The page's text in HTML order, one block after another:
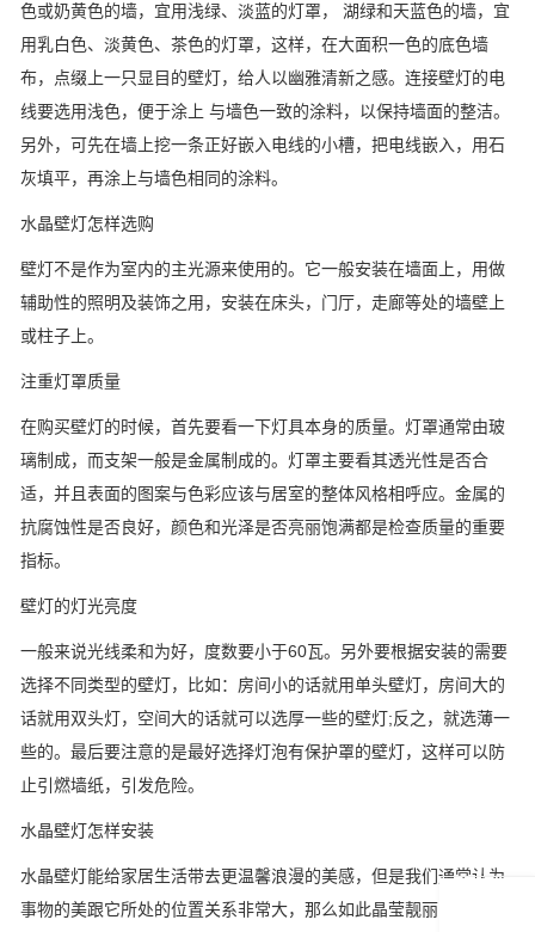
色或奶黄色的墙，宜用浅绿、淡蓝的灯罩， 湖绿和天蓝色的墙，宜
用乳白色、淡黄色、茶色的灯罩，这样，在大面积一色的底色墙
布，点缀上一只显目的壁灯，给人以幽雅清新之感。连接壁灯的电
线要选用浅色，便于涂上 与墙色一致的涂料，以保持墙面的整洁。
另外，可先在墙上挖一条正好嵌入电线的小槽，把电线嵌入，用石
灰填平，再涂上与墙色相同的涂料。
水晶壁灯怎样选购
壁灯不是作为室内的主光源来使用的。它一般安装在墙面上，用做
辅助性的照明及装饰之用，安装在床头，门厅，走廊等处的墙壁上
或柱子上。
注重灯罩质量
在购买壁灯的时候，首先要看一下灯具本身的质量。灯罩通常由玻
璃制成，而支架一般是金属制成的。灯罩主要看其透光性是否合
适，并且表面的图案与色彩应该与居室的整体风格相呼应。金属的
抗腐蚀性是否良好，颜色和光泽是否亮丽饱满都是检查质量的重要
指标。
壁灯的灯光亮度
一般来说光线柔和为好，度数要小于60瓦。另外要根据安装的需要
选择不同类型的壁灯，比如：房间小的话就用单头壁灯，房间大的
话就用双头灯，空间大的话就可以选厚一些的壁灯;反之，就选薄一
些的。最后要注意的是最好选择灯泡有保护罩的壁灯，这样可以防
止引燃墙纸，引发危险。
水晶壁灯怎样安装
水晶壁灯能给家居生活带去更温馨浪漫的美感，但是我们通常认为
事物的美跟它所处的位置关系非常大，那么如此晶莹靓丽的壁灯该